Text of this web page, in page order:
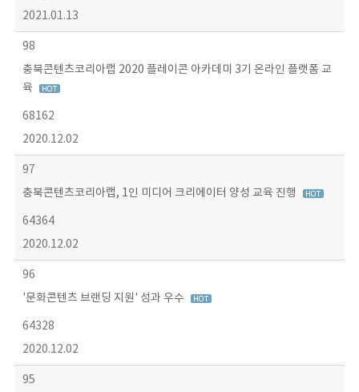
2021.01.13
98
충북콘텐츠코리아랩 2020 플레이콘 아카데미 3기 온라인 플랫폼 교
육
68162
2020.12.02
97
충북콘텐츠코리아랩, 1인 미디어 크리에이터 양성 교육 진행
64364
2020.12.02
96
'문화콘텐츠 브랜딩 지원' 성과 우수
64328
2020.12.02
95